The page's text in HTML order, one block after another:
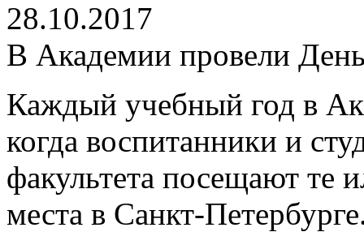
28.10.2017
В Академии провели
Каждый учебный год в
когда воспитанники и
факультета посещают те
места в Санкт-